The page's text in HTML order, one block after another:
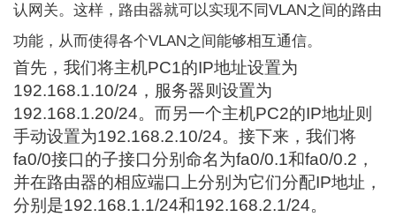
认网关。这样，路由器就可以实现不同VLAN之间的路由
功能，从而使得各个VLAN之间能够相互通信。
首先，我们将主机PC1的IP地址设置为
192.168.1.10/24，服务器则设置为
192.168.1.20/24。而另一个主机PC2的IP地址则
手动设置为192.168.2.10/24。接下来，我们将
fa0/0接口的子接口分别命名为fa0/0.1和fa0/0.2，
并在路由器的相应端口上分别为它们分配IP地址，
分别是192.168.1.1/24和192.168.2.1/24。